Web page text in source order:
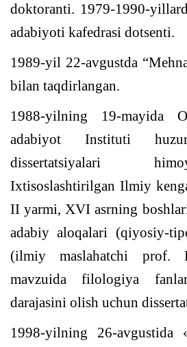
doktoranti. 1979-1990-
adabiyoti kafedrasi dotsenti.
1989-yil 22-avgustda
bilan taqdirlangan.
1988-yilning 19-mayida
adabiyot Instituti
dissertatsiyalari
Ixtisoslashtirilgan Ilmiy
II yarmi, XVI asrning
adabiy aloqalari (qiyosiy-
(ilmiy maslahatchi prof.
mavzuida filologiya
darajasini olish uchun
1998-yilning 26-avgustida